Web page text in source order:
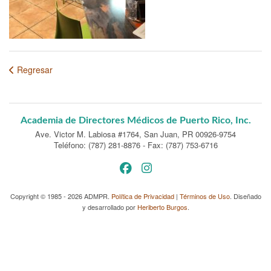
Regresar
Academia de Directores Médicos de Puerto Rico, Inc.
Ave. Victor M. Labiosa #1764, San Juan, PR 00926-9754
Teléfono: (787) 281-8876 - Fax: (787) 753-6716
Copyright © 1985 - 2026 ADMPR. Política de Privacidad| Términos de Uso. Diseñado
y desarrollado por Heriberto Burgos.